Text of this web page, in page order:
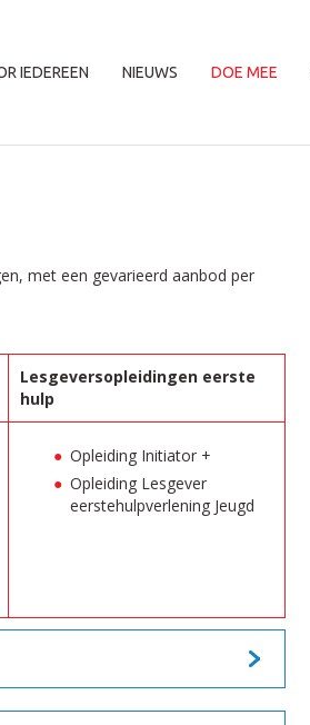
IEDEREEN NIEUWS DOE MEE
met een gevarieerd aanbod per
Lesgeversopleidingen eerste
hulp
Opleiding Initiator +
Opleiding Lesgever
eerstehulpverlening Jeugd